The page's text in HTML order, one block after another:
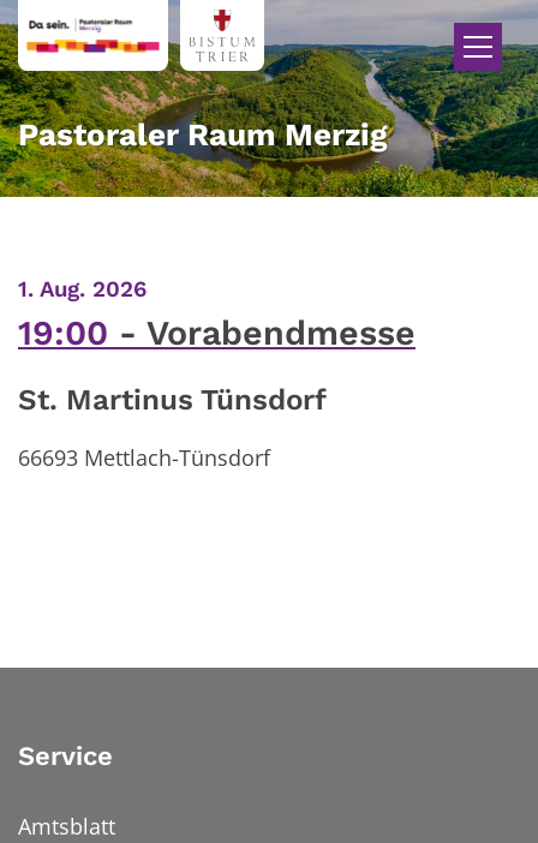
Zum Inhalt springen
Pastoraler Raum Merzig
1. Aug. 2026:
19:00 Vorabendmesse
St. Martinus Tünsdorf
66693 Mettlach-Tünsdorf
Service
Amtsblatt